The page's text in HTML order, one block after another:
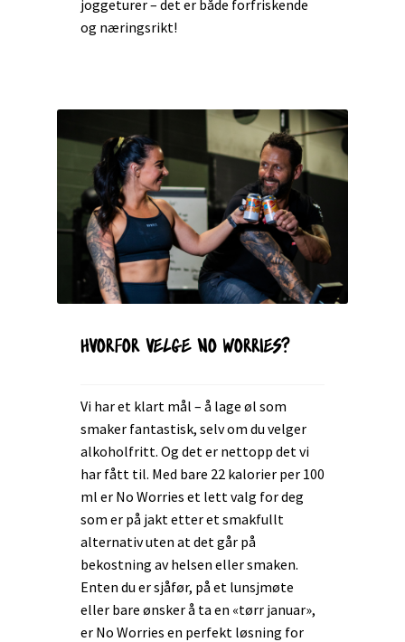
joggeturer – det er både forfriskende
og næringsrikt!
HVORFOR VELGE NO WORRIES?
Vi har et klart mål – å lage øl som
smaker fantastisk, selv om du velger
alkoholfritt. Og det er nettopp det vi
har fått til. Med bare 22 kalorier per 100
ml er No Worries et lett valg for deg
som er på jakt etter et smakfullt
alternativ uten at det går på
bekostning av helsen eller smaken.
Enten du er sjåfør, på et lunsjmøte
eller bare ønsker å ta en «tørr januar»,
er No Worries en perfekt løsning for